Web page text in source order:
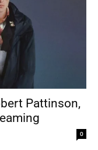
Pattinson,
0